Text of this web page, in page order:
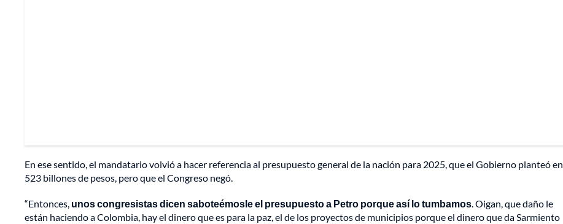
En ese sentido, el mandatario volvió a hacer referencia al presupuesto general de la nación para 2025, que el Gobierno planteó en
523 billones de pesos, pero que el Congreso negó.
“Entonces, unos congresistas dicen saboteémosle el presupuesto a Petro porque así lo tumbamos. Oigan, que daño le
están haciendo a Colombia, hay el dinero que es para la paz, el de los proyectos de municipios porque el dinero que da Sarmiento